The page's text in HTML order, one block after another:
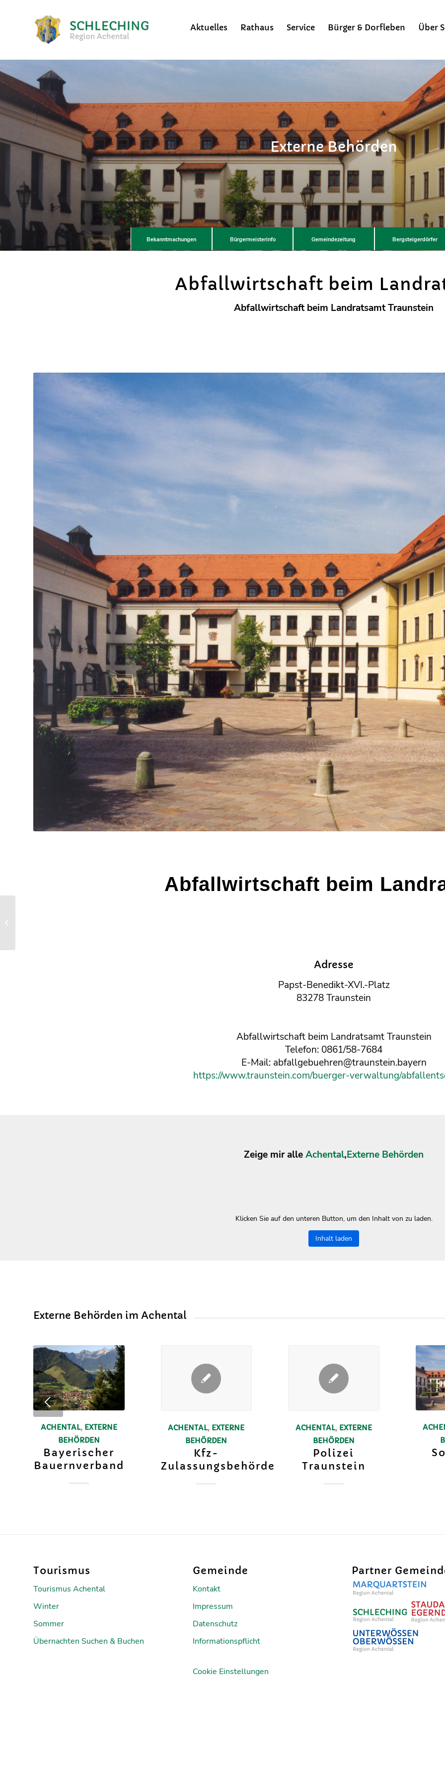
Aktuelles Rathaus Service Bürger & Dorfleben Über
Externe Behörden
Bekanntmachungen Bürgermeisterinfo Gemeindezeitung Bergsteigerdörfer
Abfallwirtschaft beim
Abfallwirtschaft beim Landratsamt Traunstein
Abfallwirtschaft beim
Adresse
Papst-Benedikt-XVI.-Platz
83278 Traunstein
Abfallwirtschaft beim Landratsamt Traunstein
Telefon: 0861/58-7684
E-Mail: abfallgebuehren@traunstein.bayern
https://www.traunstein.com/buerger-verwaltung/
Zeige mir alleAchental,Externe Behörden
Klicken Sie auf den unteren Button, um den Inhalt von zu laden.
Inhalt laden
Externe Behörden im Achental
ACHENTAL, EXTERNE
BEHÖRDEN
Bayerischer
Bauernverband
ACHENTAL, EXTERNE
BEHÖRDEN
Kfz-
Zulassungsbehörde
ACHENTAL, EXTERNE
BEHÖRDEN
Polizei
Traunstein
Tourismus
Tourismus Achental
Winter
Sommer
Übernachten Suchen & Buchen
Gemeinde
Kontakt
Impressum
Datenschutz
Informationspflicht
Cookie Einstellungen
Partner